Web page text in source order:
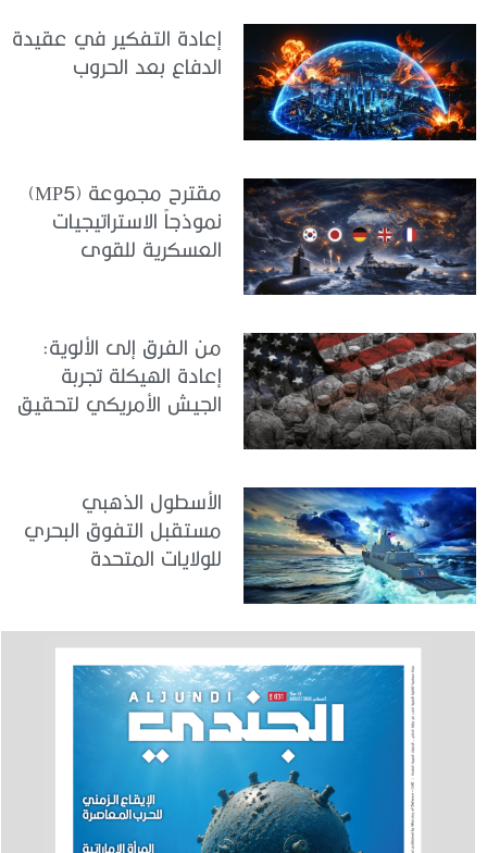
إعادة التفكير في عقيدة
الدفاع بعد الحروب
مقترح مجموعة (MP5)
نموذجاً الاستراتيجيات
العسكرية للقوى
من الفرق إلى الألوية:
إعادة الهيكلة تجربة
الجيش الأمريكي لتحقيق
الأسطول الذهبي
مستقبل التفوق البحري
للولايات المتحدة